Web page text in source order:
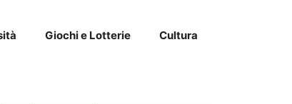
Giochi e Lotterie Cultura